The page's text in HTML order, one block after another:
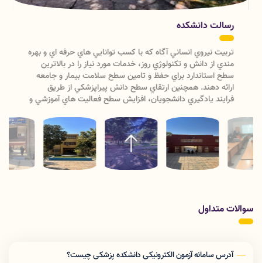
رسالت دانشکده
تربيت نيروي انساني آگاه كه با كسب توانايي هاي حرفه اي و بهره
مندي از دانش و تكنولوژي روز، خدمات مورد نياز را در بالاترين
سطح استاندارد براي حفظ و تامين سطح سلامت بيمار و جامعه
ارائه دهند. همچنين ارتقاي سطح دانش پيراپزشكي از طريق
فرايند يادگيري دانشجويان، افزايش سطح فعاليت هاي آموزشي و
آموزشي و تحقيقاتي و خدماتي .
سوالات متداول
آدرس سامانه آزمون الکترونیکی دانشکده پزشکی چیست؟